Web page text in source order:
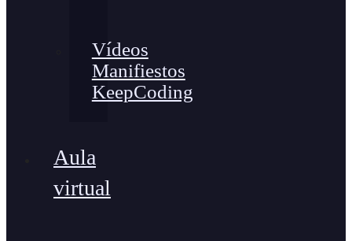
Vídeos
Manifiestos
KeepCoding
Aula
virtual